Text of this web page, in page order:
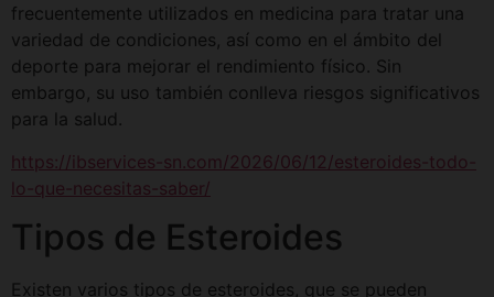
frecuentemente utilizados en medicina para tratar una
variedad de condiciones, así como en el ámbito del
deporte para mejorar el rendimiento físico. Sin
embargo, su uso también conlleva riesgos significativos
para la salud.
https://ibservices-sn.com/2026/06/12/esteroides-todo-
lo-que-necesitas-saber/
Tipos de Esteroides
Existen varios tipos de esteroides, que se pueden